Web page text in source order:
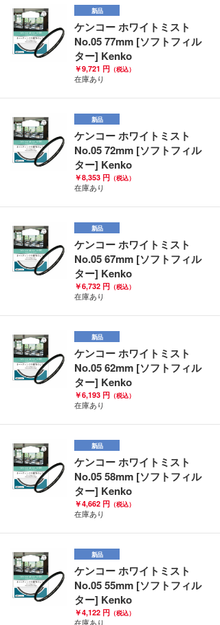
新品
ケンコー ホワイトミスト
No.05 77mm [ソフトフィル
ター] Kenko
￥9,721 円 （税込）
在庫あり
新品
ケンコー ホワイトミスト
No.05 72mm [ソフトフィル
ター] Kenko
￥8,353 円 （税込）
在庫あり
新品
ケンコー ホワイトミスト
No.05 67mm [ソフトフィル
ター] Kenko
￥6,732 円 （税込）
在庫あり
新品
ケンコー ホワイトミスト
No.05 62mm [ソフトフィル
ター] Kenko
￥6,193 円 （税込）
在庫あり
新品
ケンコー ホワイトミスト
No.05 58mm [ソフトフィル
ター] Kenko
￥4,662 円 （税込）
在庫あり
新品
ケンコー ホワイトミスト
No.05 55mm [ソフトフィル
ター] Kenko
￥4,122 円 （税込）
在庫あり